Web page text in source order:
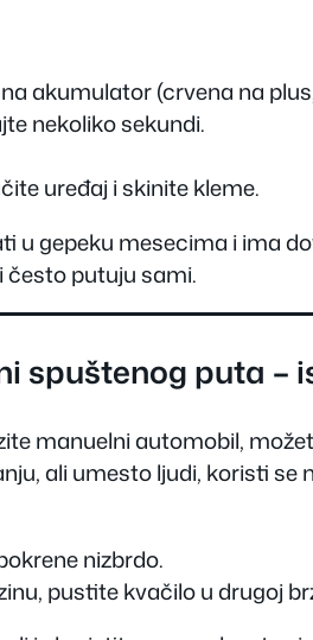
akumulator (crvena na
nekoliko sekundi.
uređaj i skinite kleme.
u gepeku mesecima i ima
često putuju sami.
spuštenog puta
manuelni automobil,
ali umesto ljudi, koristi se
nizbrdo.
pustite kvačilo u drugoj